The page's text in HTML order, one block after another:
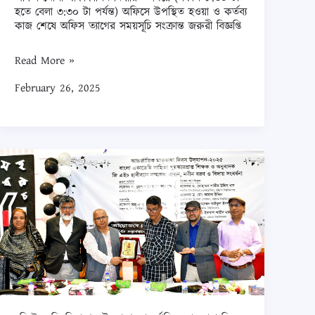
হতে বেলা ৩:৩০ টা পর্যন্ত) অফিসে উপস্থিত হওয়া ও কর্তব্য
কাজ শেষে অফিস ত্যাগের সময়সূচি সংক্রান্ত জরুরী বিজ্ঞপ্তি
খোলা
নির্ধারিত
সময়ে
হতে
বেলা
৩:৩০
টা
পর্যন্ত)
অফিসে
উপস্থিত
Read More »
February 26, 2025
চবি
ইংরেজি
বিভাগের
উদ্যোগে
আন্তর্জাতিক
মাতৃভাষা
দিবস